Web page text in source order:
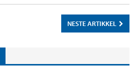
NESTE ARTIKKEL